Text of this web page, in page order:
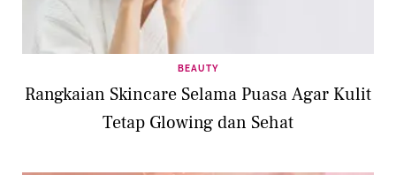
BEAUTY
Rangkaian Skincare Selama Puasa Agar Kulit
Tetap Glowing dan Sehat